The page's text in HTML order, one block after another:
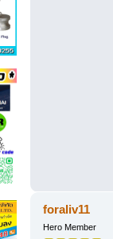
foraliv11
Hero Member